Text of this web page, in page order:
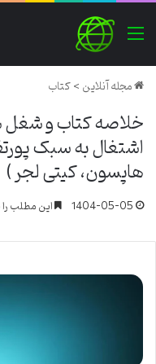
منو
مجله آنلاین>کتاب
اشتغال به سبک
هاپسون، کیتی لجر )
1404-05-05 این مطلب را در 13 دقیقه می